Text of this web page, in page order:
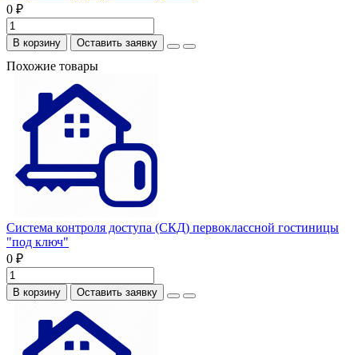
0 ₽
В корзину Оставить заявку
Похожие товары
Система контроля доступа (СКД) первоклассной гостиницы
"под ключ"
0 ₽
В корзину Оставить заявку